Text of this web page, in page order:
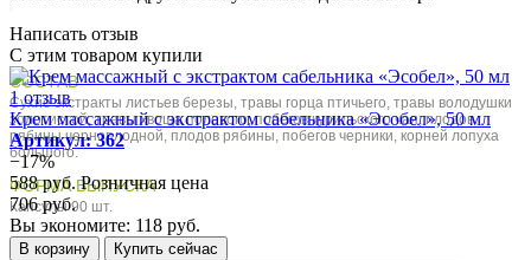
СОСТАВ
Сухие экстракты листьев березы, травы горца птичьего, травы володушки
золотистой, травы хвоща полевого, побегов курильского чая, плодов
рябины черноплодной, плодов рябины, побегов черники, корней лопуха
большого.
ФОРМА ВЫПУСКА
Капсулы 90 шт.
Написать отзыв
С этим товаром купили
1 отзыв
Крем массажный с экстрактом сабельника «Эсобел», 50 мл
Артикул: 362
−17%
588 руб.Розничная цена
706 руб.
Вы экономите: 118 руб.
В корзину Купить сейчас